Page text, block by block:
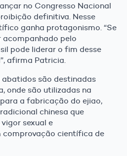
no Congresso Nacional
definitiva. Nesse
ganha protagonismo. “Se
pelo
pode liderar o fim desse
afirma Patricia.
abatidos são destinadas
onde são utilizadas na
a fabricação do ejiao,
chinesa que
sexual e
comprovação científica de